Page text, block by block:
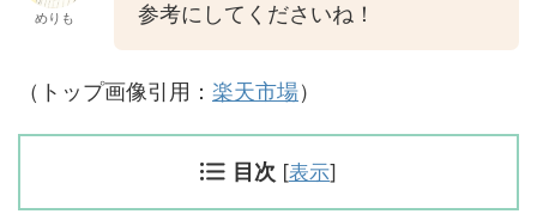
めりも
参考にしてくださいね！
（トップ画像引用： 楽天市場）
目次 [表示]